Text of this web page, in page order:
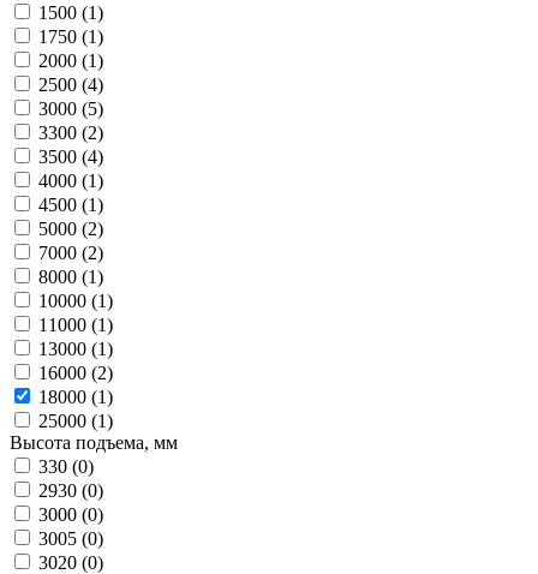
1500 (1)
1750 (1)
2000 (1)
2500 (4)
3000 (5)
3300 (2)
3500 (4)
4000 (1)
4500 (1)
5000 (2)
7000 (2)
8000 (1)
10000 (1)
11000 (1)
13000 (1)
16000 (2)
18000 (1)
25000 (1)
Высота подъема, мм
330 (0)
2930 (0)
3000 (0)
3005 (0)
3020 (0)